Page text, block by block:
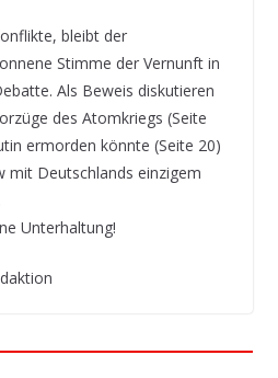
bleibt der
Stimme der Vernunft in
Als Beweis diskutieren
des Atomkriegs (Seite
ermorden könnte (Seite 20)
mit Deutschlands einzigem
Unterhaltung!